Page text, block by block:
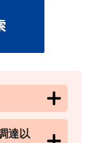
達以